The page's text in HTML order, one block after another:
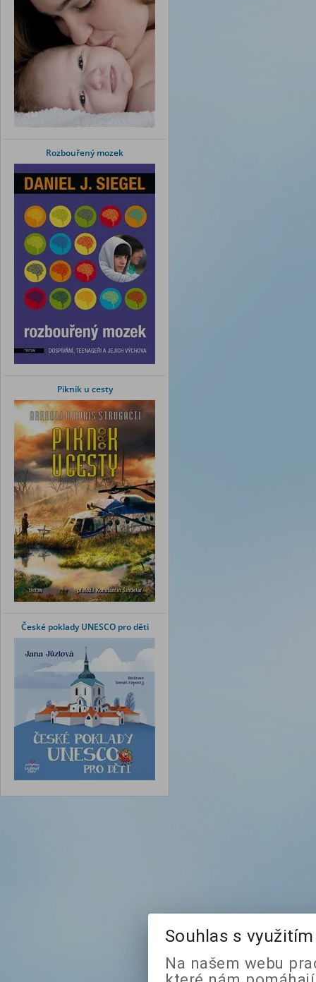
Rozbouřený mozek
Piknik u cesty
České poklady UNESCO pro děti
Souhlas s
Na našem webu